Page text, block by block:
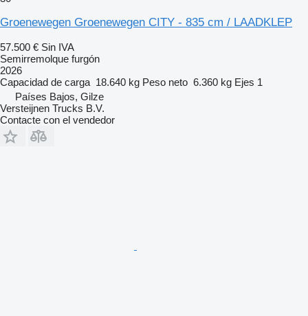
Groenewegen Groenewegen CITY - 835 cm / LAADKLEP
57.500 € Sin IVA
Semirremolque furgón
2026
Capacidad de carga 18.640 kg Peso neto 6.360 kg Ejes 1
Países Bajos, Gilze
Versteijnen Trucks B.V.
Contacte con el vendedor